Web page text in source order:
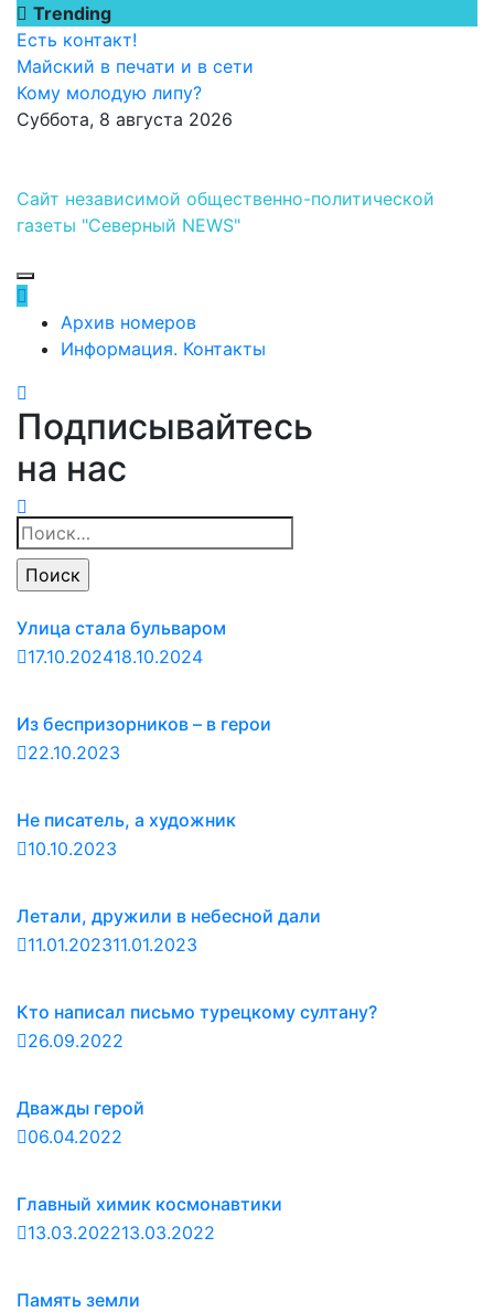
Перейти
содержимому
Trending
Есть контакт!
Майский в печати и в сети
Кому молодую липу?
Суббота, 8 августа 2026
Сайт независимой общественно-политической
газеты "Северный NEWS"
Архив номеров
Информация. Контакты
Подписывайтесь
на нас
Найти:
Улица стала бульваром
17.10.202418.10.2024
Из беспризорников – в герои
22.10.2023
Не писатель, а художник
10.10.2023
Летали, дружили в небесной дали
11.01.202311.01.2023
Кто написал письмо турецкому султану?
26.09.2022
Дважды герой
06.04.2022
Главный химик космонавтики
13.03.202213.03.2022
Память земли